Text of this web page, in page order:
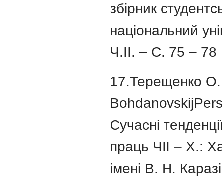
збірник
національний
Ч.ІІ. – С. 75 – 78
17.Терещенко
Сучасні
праць ЧІІ – Х.:
імені В. Н.